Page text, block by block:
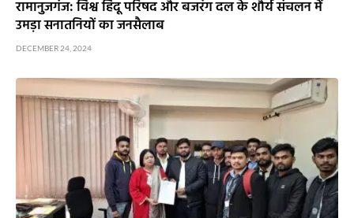
रामानुजगंज: विश्व हिंदू परिषद और बजरंग दल के शौर्य संचलन में
उमड़ा सनातनियों का जनसैलाब
DECEMBER 24, 2024